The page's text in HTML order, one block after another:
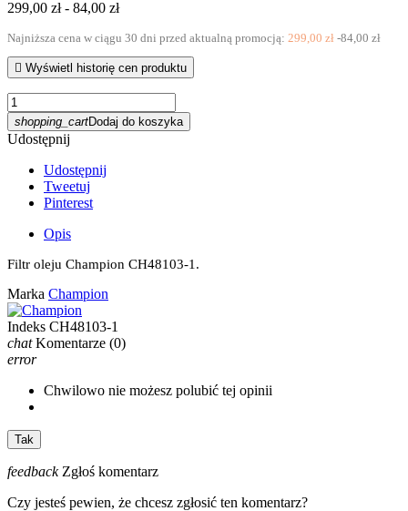
299,00 zł - 84,00 zł
Najniższa cena w ciągu 30 dni przed aktualną promocją: 299,00 zł -84,00 zł
 Wyświetl historię cen produktu
shopping_cartDodaj do koszyka
Udostępnij
Udostępnij
Tweetuj
Pinterest
Opis
Filtr oleju Champion CH48103-1.
Marka Champion
Indeks CH48103-1
chat Komentarze (0)
error
Chwilowo nie możesz polubić tej opinii
Tak
feedback Zgłoś komentarz
Czy jesteś pewien, że chcesz zgłosić ten komentarz?